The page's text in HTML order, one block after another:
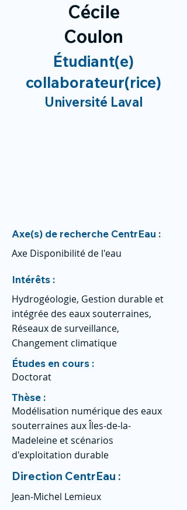
Cécile
Coulon
Étudiant(e)
collaborateur(rice)
Université Laval
Axe(s) de recherche CentrEau :
Axe Disponibilité de l'eau
Intérêts :
Hydrogéologie, Gestion durable et
intégrée des eaux souterraines,
Réseaux de surveillance,
Changement climatique
Études en cours :
Doctorat
Thèse :
Modélisation numérique des eaux
souterraines aux Îles-de-la-
Madeleine et scénarios
d'exploitation durable
Direction CentrEau :
Jean-Michel Lemieux